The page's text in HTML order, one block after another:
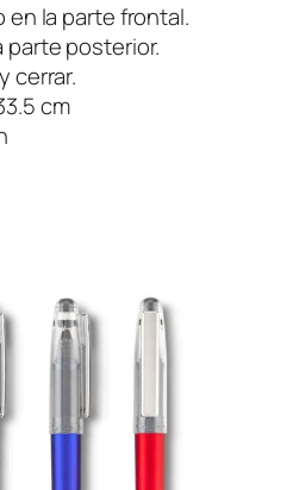
en la parte frontal.
parte posterior.
cerrar.
cm